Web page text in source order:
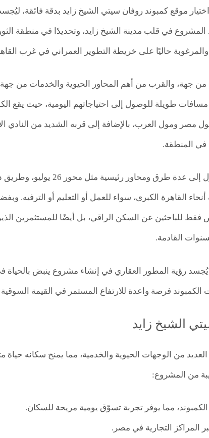
موقع كمبوند روفان سيتي الشيخ زايد بدقة فائقة،
في قلب مدينة الشيخ زايد، وتحديدًا في منطقة
حاليًا على خريطة التطوير العمراني في غرب
من جهة، والقرب من أهم المحاور الحيوية والخدمات من
طويلة للوصول إلى احتياجاتهم اليومية، حيث يقع
مصر ومول العرب، بالإضافة إلى قربه الشديد من النادي
في المنطقة.
ومن الناحية المرورية، يتمتع المشروع بسهولة الوصول
القاهرة الكبرى، سواء للعمل أو التعليم أو الترفيه.
فقط للباحثين عن السكن الراقي، بل أيضًا للمستثمرين
القادمة.
رؤية المطور العقاري في إنشاء مشروع ينبض بالحياة
الكمبوند فرصة واعدة للارتفاع المستمر في القيمة
الشيخ زايد
من الوجهات الحيوية والخدمية، مما يمنح سكانه حياة
من المشروع:
مما يوفر تجربة تسوّق يومية مريحة للسكان.